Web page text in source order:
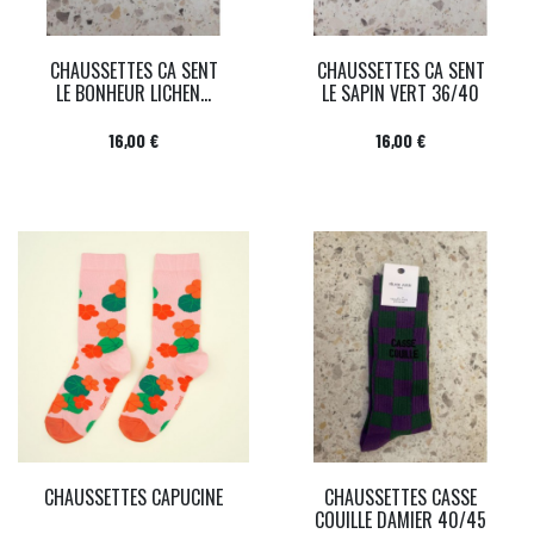
CHAUSSETTES CA SENT
LE BONHEUR LICHEN...
Prix
16,00 €
CHAUSSETTES CA SENT
LE SAPIN VERT 36/40
Prix
16,00 €
CHAUSSETTES CAPUCINE CHAUSSETTES CASSE
COUILLE DAMIER 40/45